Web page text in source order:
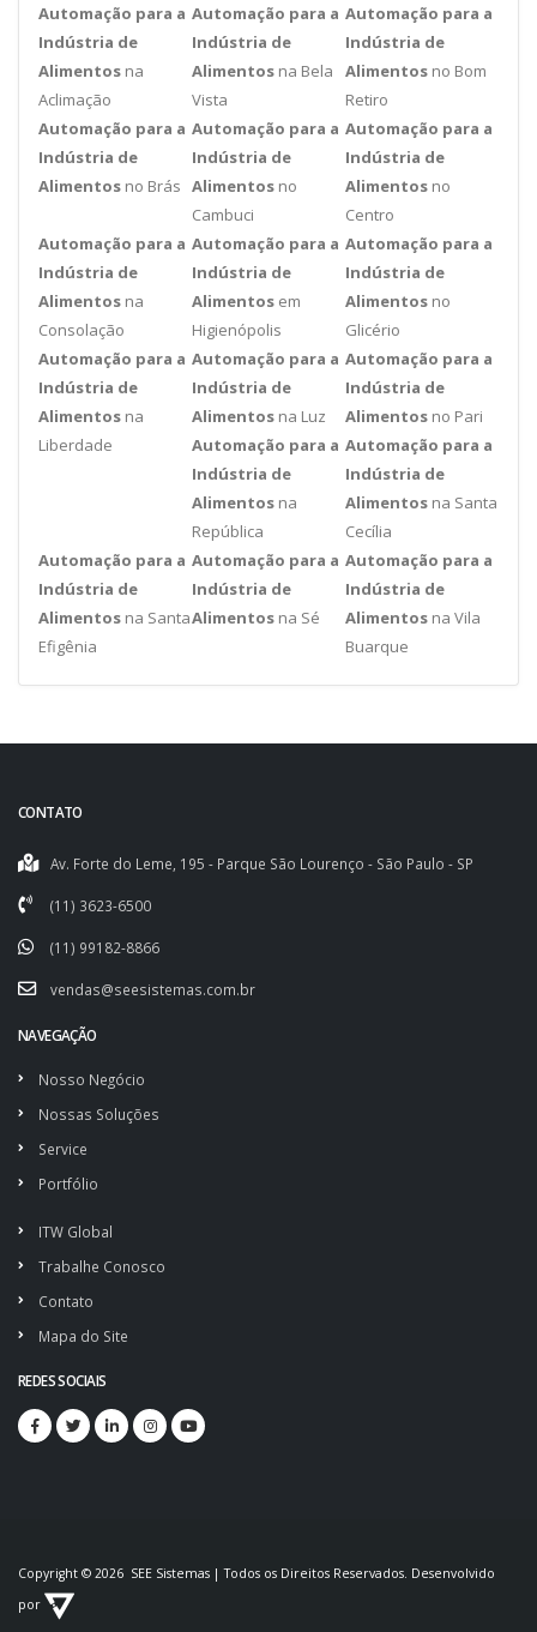
Automação para a
Indústria de
Alimentos na
Aclimação
Automação para a
Indústria de
Alimentosna Bela
Vista
Automação para a
Indústria de
Alimentosno Bom
Retiro
Automação para a
Indústria de
Alimentos no Brás
Automação para a
Indústria de
Alimentosno
Cambuci
Automação para a
Indústria de
Alimentosno
Centro
Automação para a
Indústria de
Alimentos na
Consolação
Automação para a
Indústria de
Alimentosem
Higienópolis
Automação para a
Indústria de
Alimentosno
Glicério
Automação para a
Indústria de
Alimentos na
Liberdade
Automação para a
Indústria de
Alimentosna Luz
Automação para a
Indústria de
Alimentosno Pari
Automação para a
Indústria de
Alimentosna
República
Automação para a
Indústria de
Alimentosna Santa
Cecília
Automação para a
Indústria de
Alimentos na Santa
Efigênia
Automação para a
Indústria de
Alimentosna Sé
Automação para a
Indústria de
Alimentosna Vila
Buarque
CONTATO
Av. Forte do Leme, 195 - Parque São Lourenço - São Paulo - SP
(11) 3623-6500
(11) 99182-8866
vendas@seesistemas.com.br
NAVEGAÇÃO
Nosso Negócio
Nossas Soluções
Service
Portfólio
ITW Global
Trabalhe Conosco
Contato
Mapa do Site
REDES SOCIAIS
Copyright © 2026 SEE Sistemas | Todos os Direitos Reservados. Desenvolvido
por